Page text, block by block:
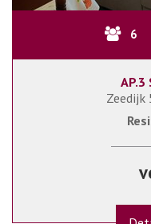
6
AP.3
Zeedijk